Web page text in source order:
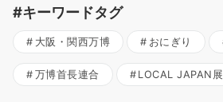
#キーワードタグ
大阪・関西万博 おにぎり
万博首長連合 LOCAL JAPAN展